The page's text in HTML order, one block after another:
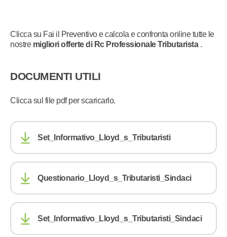
Clicca su Fai il Preventivo e calcola e confronta online tutte le
nostre migliori offerte di Rc Professionale Tributarista .
DOCUMENTI UTILI
Clicca sul file pdf per scaricarlo.
Set_Informativo_Lloyd_s_Tributaristi
Questionario_Lloyd_s_Tributaristi_Sindaci
Set_Informativo_Lloyd_s_Tributaristi_Sindaci